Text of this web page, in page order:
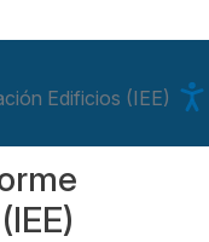
Edificios (IEE)